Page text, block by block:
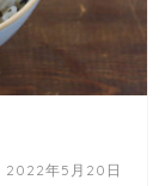
2022年5月20日